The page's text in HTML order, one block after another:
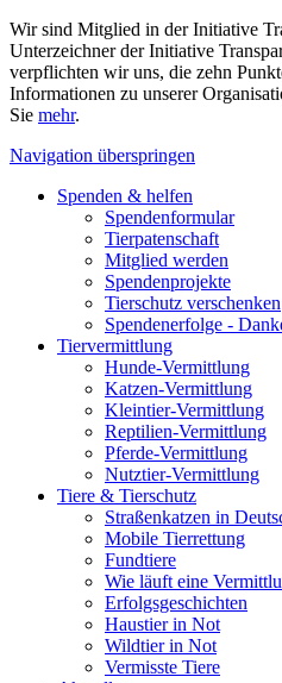
Wir sind Mitglied in der Initiative
Unterzeichner der Initiative
verpflichten wir uns, die zehn
Informationen zu unserer
Sie mehr.
Navigation überspringen
Spenden & helfen
Spendenformular
Tierpatenschaft
Mitglied werden
Spendenprojekte
Tierschutz verschenken
Spendenerfolge -
Tiervermittlung
Hunde-Vermittlung
Katzen-Vermittlung
Kleintier-Vermittlung
Reptilien-Vermittlung
Pferde-Vermittlung
Nutztier-Vermittlung
Tiere & Tierschutz
Straßenkatzen in
Mobile Tierrettung
Fundtiere
Wie läuft eine
Erfolgsgeschichten
Haustier in Not
Wildtier in Not
Vermisste Tiere